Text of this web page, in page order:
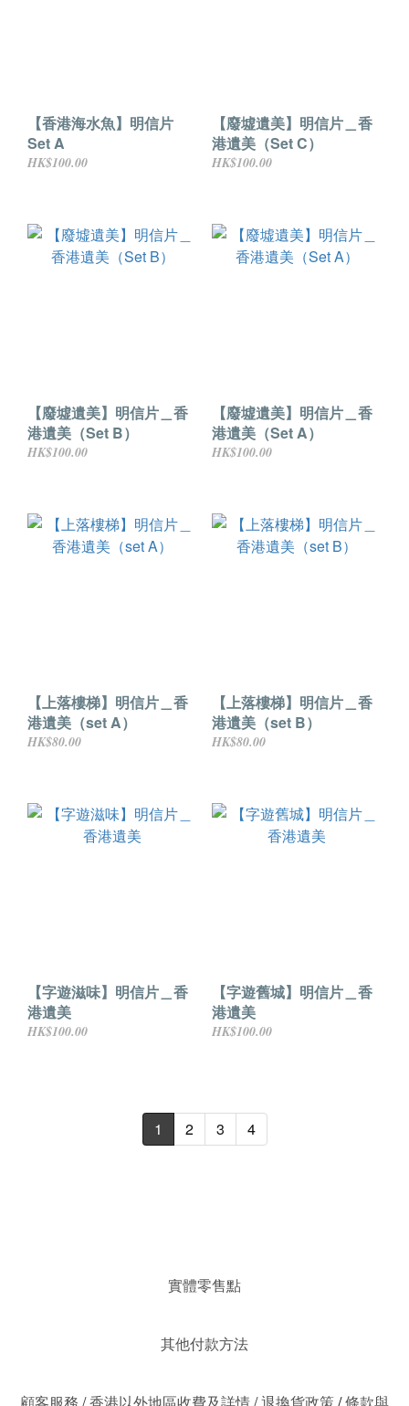
【香港海水魚】明信片
Set A
HK$100.00
【廢墟遺美】明信片＿香
港遺美（Set C）
HK$100.00
【廢墟遺美】明信片＿香
港遺美（Set B）
HK$100.00
【廢墟遺美】明信片＿香
港遺美（Set A）
HK$100.00
【上落樓梯】明信片＿香
港遺美（set A）
HK$80.00
【上落樓梯】明信片＿香
港遺美（set B）
HK$80.00
【字遊滋味】明信片＿香
港遺美
HK$100.00
【字遊舊城】明信片＿香
港遺美
HK$100.00
1 2 3 4
實體零售點
其他付款方法